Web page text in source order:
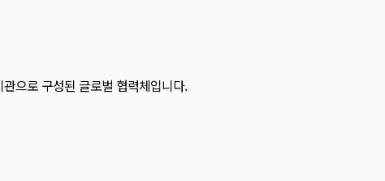
으로 구성된 글로벌 협력체입니다.